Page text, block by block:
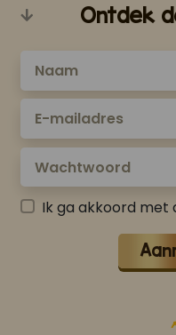
Ontdek
Ik ga akkoord met